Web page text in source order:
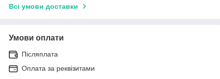
Всі умови доставки
Умови оплати
Післяплата
Оплата за реквізитами